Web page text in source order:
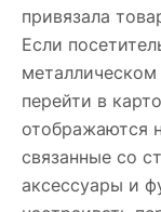
привязала
Если
перейти в
отображаются
связанные со
аксессуары и